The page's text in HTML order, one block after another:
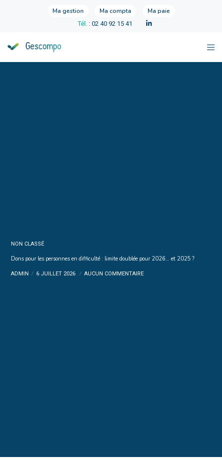
Ma gestion Ma compta Ma paie
Tél. : 02 40 92 15 41
NON CLASSÉ
Dons pour les personnes en difficulté : limite doublée pour 2026… et 2025 ?
ADMIN 6 JUILLET 2026 AUCUN COMMENTAIRE